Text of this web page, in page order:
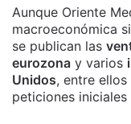
Aunque Oriente
macroeconómica
se publican las
eurozona y varios
Unidos, entre
peticiones